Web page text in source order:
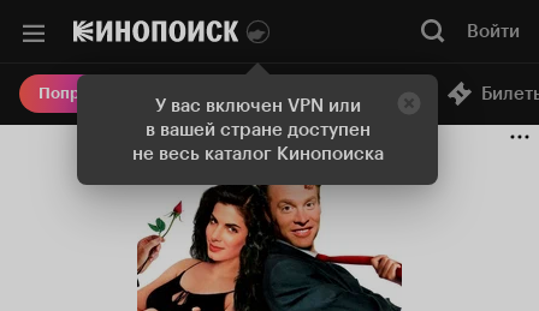
У вас включен VPN или
в вашей стране доступен
не весь каталог Кинопоиска
Войти
Попробовать Плюс Онлайн-кинотеатр